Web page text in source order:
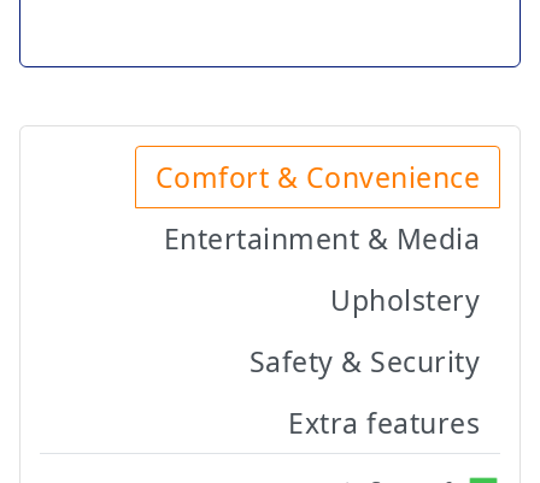
Comfort & Convenience
Entertainment & Media
Upholstery
Safety & Security
Extra features